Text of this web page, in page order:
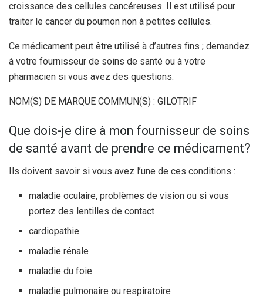
croissance des cellules cancéreuses. Il est utilisé pour
traiter le cancer du poumon non à petites cellules.
Ce médicament peut être utilisé à d’autres fins ; demandez
à votre fournisseur de soins de santé ou à votre
pharmacien si vous avez des questions.
NOM(S) DE MARQUE COMMUN(S) : GILOTRIF
Que dois-je dire à mon fournisseur de soins
de santé avant de prendre ce médicament?
Ils doivent savoir si vous avez l’une de ces conditions :
maladie oculaire, problèmes de vision ou si vous
portez des lentilles de contact
cardiopathie
maladie rénale
maladie du foie
maladie pulmonaire ou respiratoire